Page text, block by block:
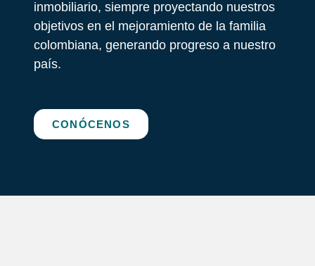
inmobiliario, siempre proyectando nuestros
objetivos en el mejoramiento de la familia
colombiana, generando progreso a nuestro
país.
CONÓCENOS